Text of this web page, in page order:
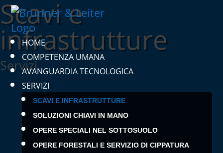
HOME
COMPETENZA UMANA
AVANGUARDIA TECNOLOGICA
SERVIZI
SCAVI E INFRASTRUTTURE
SOLUZIONI CHIAVI IN MANO
OPERE SPECIALI NEL SOTTOSUOLO
OPERE FORESTALI E SERVIZIO DI CIPPATURA
Scavi e
infrastrutture
Servizi